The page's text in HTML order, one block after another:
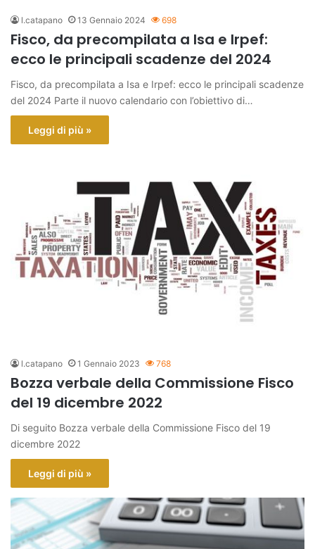
l.catapano 13 Gennaio 2024 698
Fisco, da precompilata a Isa e Irpef:
ecco le principali scadenze del 2024
Fisco, da precompilata a Isa e Irpef: ecco le principali scadenze
del 2024 Parte il nuovo calendario con l’obiettivo di…
Leggi di più »
l.catapano 1 Gennaio 2023 768
Bozza verbale della Commissione Fisco
del 19 dicembre 2022
Di seguito Bozza verbale della Commissione Fisco del 19
dicembre 2022
Leggi di più »